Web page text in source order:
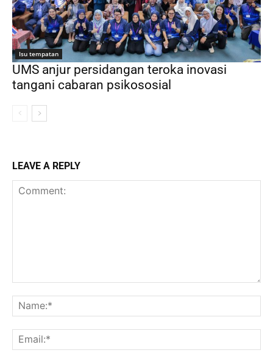
Isu tempatan
UMS anjur persidangan teroka inovasi
tangani cabaran psikososial
LEAVE A REPLY